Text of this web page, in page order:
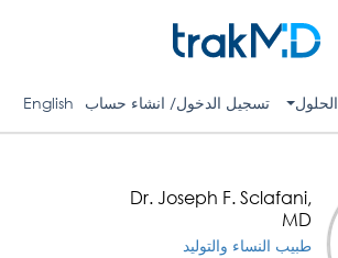
الحلول تسجيل الدخول/ انشاء حساب English
Dr. Joseph F. Sclafani,
MD
طبيب النساء والتوليد